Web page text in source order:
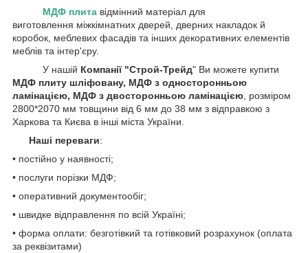
МДФ плита відмінний матеріал для
виготовлення міжкімнатних дверей, дверних накладок й
коробок, меблевих фасадів та інших декоративних елементів
меблів та інтер'єру.
У нашій Компанії "Строй-Трейд" Ви можете купити
МДФ плиту шліфовану, МДФ з односторонньою
ламінацією, МДФ з двосторонньою ламінацією, розміром
2800*2070 мм товщини від 6 мм до 38 мм з відправкою з
Харкова та Києва в інші міста України.
Наші переваги:
• постійно у наявності;
• послуги порізки МДФ;
• оперативний документообіг;
• швидке відправлення по всій Україні;
• форма оплати: безготівкий та готівковий розрахунок (оплата
за реквізитами)